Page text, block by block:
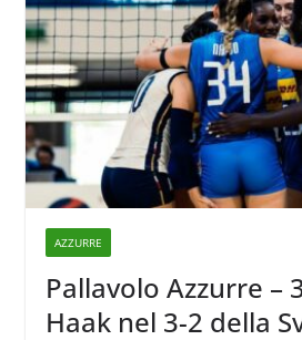
AZZURRE
Pallavolo Azzurre –
Haak nel 3-2 della